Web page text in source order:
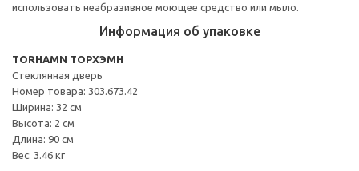
использовать неабразивное моющее средство или мыло.
Информация об упаковке
TORHAMN ТОРХЭМН
Стеклянная дверь
Номер товара: 303.673.42
Ширина: 32 см
Высота: 2 см
Длина: 90 см
Вес: 3.46 кг